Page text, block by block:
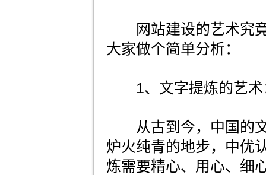
网站建设的艺术究竟
大家做个简单分析：
1、文字提炼的艺术
从古到今，中国的文
炉火纯青的地步，中优
炼需要精心、用心、细